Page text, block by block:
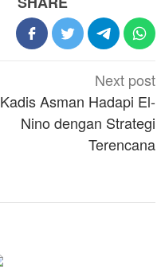
Next post
Kadis Asman Hadapi El-
Nino dengan Strategi
Terencana